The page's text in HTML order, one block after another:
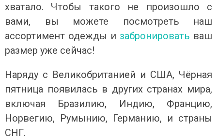
хватало. Чтобы такого не произошло с
вами, вы можете посмотреть наш
ассортимент одежды и забронировать ваш
размер уже сейчас!
Наряду с Великобританией и США, Чёрная
пятница появилась в других странах мира,
включая Бразилию, Индию, Францию,
Норвегию, Румынию, Германию, и страны
СНГ.